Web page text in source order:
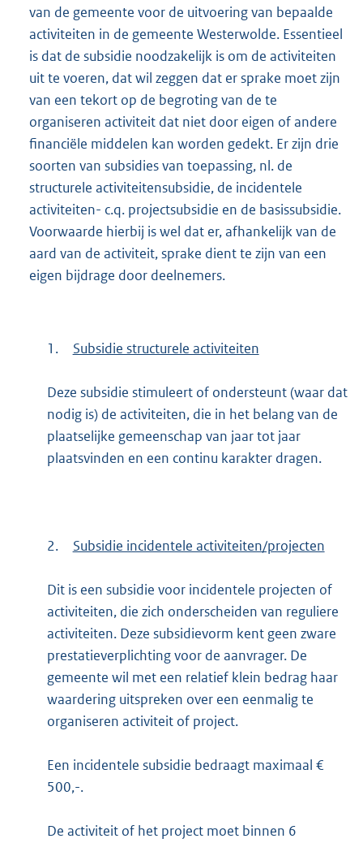
van de gemeente voor de uitvoering van bepaalde
activiteiten in de gemeente Westerwolde. Essentieel
is dat de subsidie noodzakelijk is om de activiteiten
uit te voeren, dat wil zeggen dat er sprake moet zijn
van een tekort op de begroting van de te
organiseren activiteit dat niet door eigen of andere
financiële middelen kan worden gedekt. Er zijn drie
soorten van subsidies van toepassing, nl. de
structurele activiteitensubsidie, de incidentele
activiteiten- c.q. projectsubsidie en de basissubsidie.
Voorwaarde hierbij is wel dat er, afhankelijk van de
aard van de activiteit, sprake dient te zijn van een
eigen bijdrage door deelnemers.
1. Subsidie structurele activiteiten
Deze subsidie stimuleert of ondersteunt (waar dat
nodig is) de activiteiten, die in het belang van de
plaatselijke gemeenschap van jaar tot jaar
plaatsvinden en een continu karakter dragen.
2. Subsidie incidentele activiteiten/projecten
Dit is een subsidie voor incidentele projecten of
activiteiten, die zich onderscheiden van reguliere
activiteiten. Deze subsidievorm kent geen zware
prestatieverplichting voor de aanvrager. De
gemeente wil met een relatief klein bedrag haar
waardering uitspreken over een eenmalig te
organiseren activiteit of project.
Een incidentele subsidie bedraagt maximaal €
500,-.
De activiteit of het project moet binnen 6